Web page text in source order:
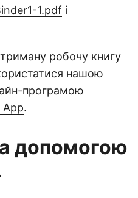
1.pdf і
робочу книгу
нашою
програмою
App.
допомогою